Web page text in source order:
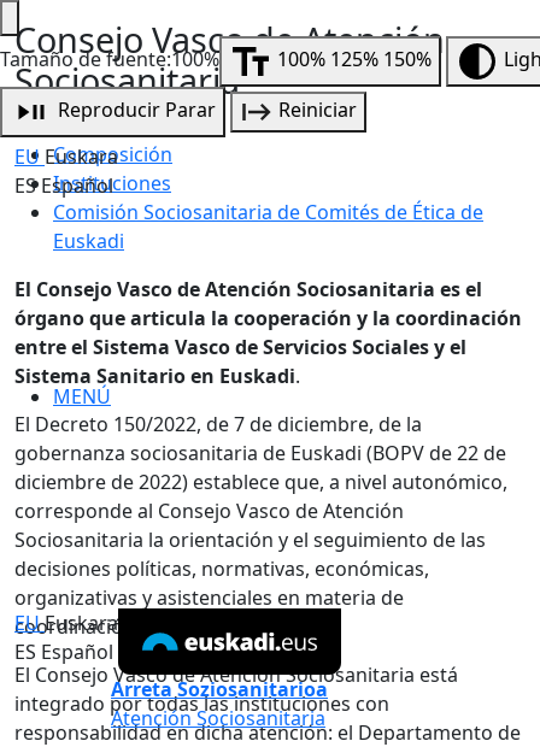
Tamaño de fuente:100% 100% 125% 150%
Reproducir Parar
Reiniciar
EU Euskara
ESEspañol
MENÚ
EUEuskara
ES Español
Arreta Soziosanitarioa
Atención Sociosanitaria
Consejo Vasco de Atención
Sociosanitaria
¿Qué es?
Composición
Instituciones
Comisión Sociosanitaria de Comités de Ética de
Euskadi
El Consejo Vasco de Atención Sociosanitaria es el
órgano que articula la cooperación y la coordinación
entre el Sistema Vasco de Servicios Sociales y el
Sistema Sanitario en Euskadi.
El Decreto 150/2022, de 7 de diciembre, de la
gobernanza sociosanitaria de Euskadi (BOPV de 22 de
diciembre de 2022) establece que, a nivel autonómico,
corresponde al Consejo Vasco de Atención
Sociosanitaria la orientación y el seguimiento de las
decisiones políticas, normativas, económicas,
organizativas y asistenciales en materia de
coordinación sociosanitaria,
El Consejo Vasco de Atención Sociosanitaria está
integrado por todas las instituciones con
responsabilidad en dicha atención: el Departamento de